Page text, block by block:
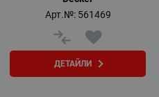
Арт.№: 561469
ДЕТАЙЛИ